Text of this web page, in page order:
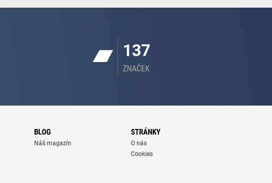
137
ZNAČEK
BLOG
Náš magazín
STRÁNKY
O nás
Cookies